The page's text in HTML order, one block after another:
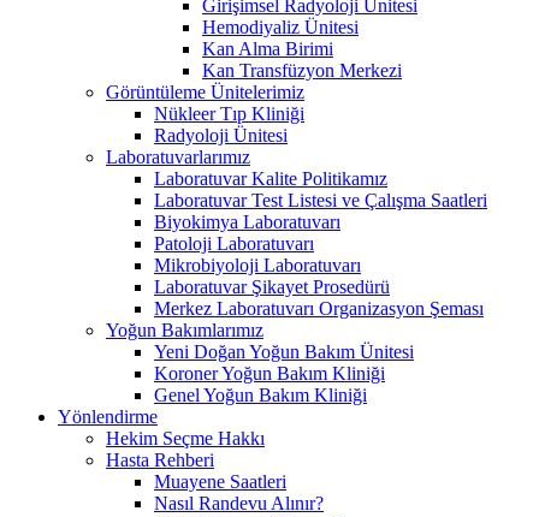
Girişimsel Radyoloji Ünitesi
Hemodiyaliz Ünitesi
Kan Alma Birimi
Kan Transfüzyon Merkezi
Görüntüleme Ünitelerimiz
Nükleer Tıp Kliniği
Radyoloji Ünitesi
Laboratuvarlarımız
Laboratuvar Kalite Politikamız
Laboratuvar Test Listesi ve Çalışma Saatleri
Biyokimya Laboratuvarı
Patoloji Laboratuvarı
Mikrobiyoloji Laboratuvarı
Laboratuvar Şikayet Prosedürü
Merkez Laboratuvarı Organizasyon Şeması
Yoğun Bakımlarımız
Yeni Doğan Yoğun Bakım Ünitesi
Koroner Yoğun Bakım Kliniği
Genel Yoğun Bakım Kliniği
Yönlendirme
Hekim Seçme Hakkı
Hasta Rehberi
Muayene Saatleri
Nasıl Randevu Alınır?